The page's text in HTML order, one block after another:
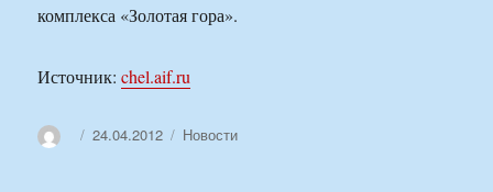
комплекса «Золотая гора».
Источник:chel.aif.ru
АвторОпубликовано
24.04.2012 Рубрики
Новости